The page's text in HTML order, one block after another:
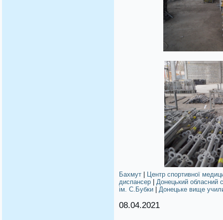
Бахмут
Центр спортивної
диспансер
Донецький обласний
ім. С.Бубки
Донецьке вище
08.04.2021